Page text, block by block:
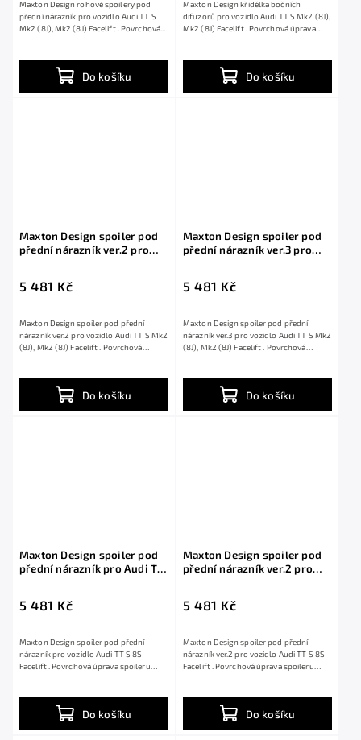
Do košíku
Maxton Design rohové spoilery pod
přední nárazník pro vozidlo Audi TT S
Mk2 (8J), Mk2 (8J) Facelift . Povrchová...
Do košíku
Maxton Design křidélka bočních
difuzorů pro vozidlo Audi TT S Mk2 (8J),
Mk2 (8J) Facelift . Povrchová úprava
Maxton Design spoiler pod
přední nárazník ver.2 pro
ABS
5 481 Kč
Do košíku
Maxton Design spoiler pod přední
nárazník ver.2 pro vozidlo Audi TT S Mk2
(8J), Mk2 (8J) Facelift . Povrchová
Maxton Design spoiler pod
přední nárazník ver.3 pro
ABS
5 481 Kč
Do košíku
Maxton Design spoiler pod přední
nárazník ver.3 pro vozidlo Audi TT S Mk2
(8J), Mk2 (8J) Facelift . Povrchová
Maxton Design spoiler pod
přední nárazník pro Audi TT
5 481 Kč
Do košíku
Maxton Design spoiler pod přední
nárazník pro vozidlo Audi TT S 8S
Facelift . Povrchová úprava spoileru
Maxton Design spoiler pod
přední nárazník ver.2 pro
5 481 Kč
Do košíku
Maxton Design spoiler pod přední
nárazník ver.2 pro vozidlo Audi TT S 8S
Facelift . Povrchová úprava spoileru